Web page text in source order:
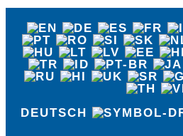
DEUTSCH